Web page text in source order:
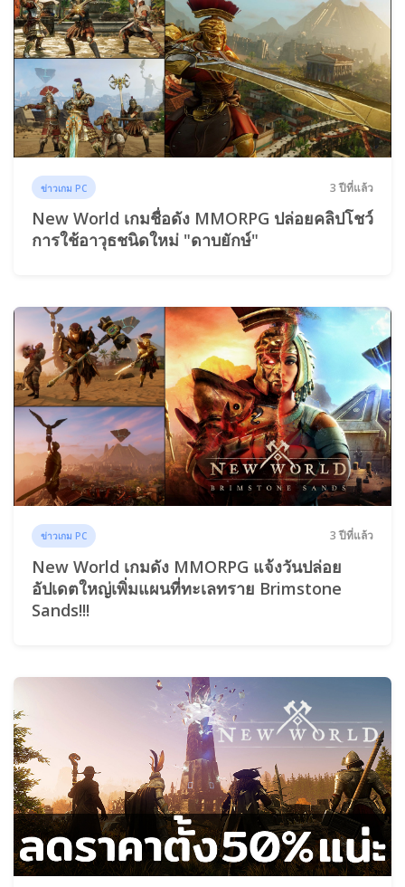
ข่าวเกม PC 3 ปีที่แล้ว
New World เกมชื่อดัง MMORPG ปล่อยคลิปโชว์
การใช้อาวุธชนิดใหม่ "ดาบยักษ์"
ข่าวเกม PC 3 ปีที่แล้ว
New World เกมดัง MMORPG แจ้งวันปล่อย
อัปเดตใหญ่เพิ่มแผนที่ทะเลทราย Brimstone
Sands!!!